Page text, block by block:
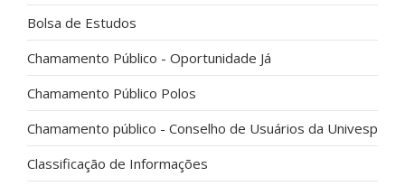
Bolsa de Estudos
Chamamento Público - Oportunidade Já
Chamamento Público Polos
Chamamento público - Conselho de Usuários da Univesp
Classificação de Informações